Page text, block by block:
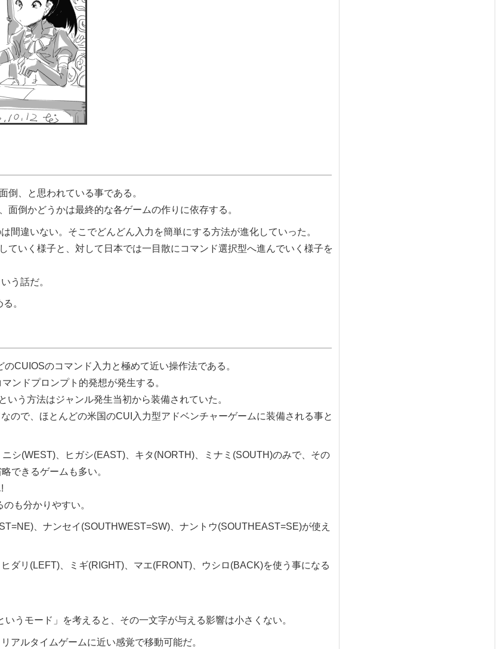
倒、と思われている事である。
倒かどうかは最終的な各ゲームの作りに依存する。
違いない。そこでどんどん入力を簡単にする方法が進化していった。
いく様子と、対して日本では一目散にコマンド選択型へ進んでいく様子を
う話だ。
。
のCUIOSのコマンド入力と極めて近い操作法である。
ンドプロンプト的発想が発生する。
う方法はジャンル発生当初から装備されていた。
で、ほとんどの米国のCUI入力型アドベンチャーゲームに装備される事と
シ(WEST)、ヒガシ(EAST)、キタ(NORTH)、ミナミ(SOUTH)のみで、その
できるゲームも多い。
も分かりやすい。
、ナンセイ(SOUTHWEST=SW)、ナントウ(SOUTHEAST=SE)が使え
リ(LEFT)、ミギ(RIGHT)、マエ(FRONT)、ウシロ(BACK)を使う事になる
うモード」を考えると、その一文字が与える影響は小さくない。
ルタイムゲームに近い感覚で移動可能だ。